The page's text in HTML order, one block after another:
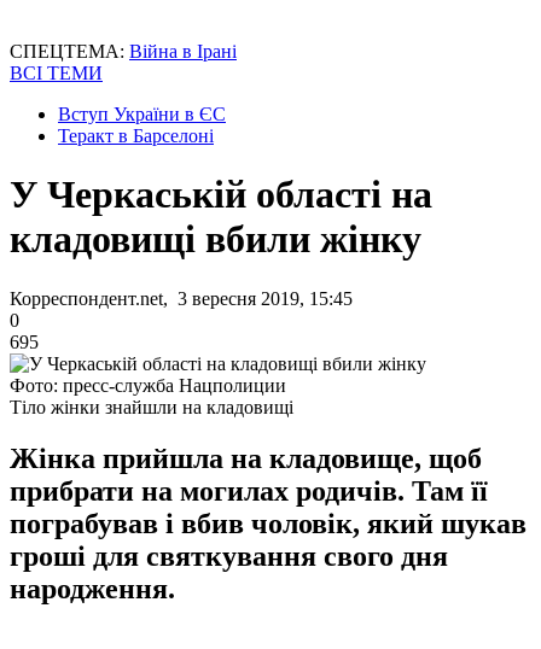
СПЕЦТЕМА: Війна в Ірані
ВСІ ТЕМИ
Вступ України в ЄС
Теракт в Барселоні
У Черкаській області на
кладовищі вбили жінку
Корреспондент.net, 3 вересня 2019, 15:45
0
695
Фото: пресс-служба Нацполиции
Тіло жінки знайшли на кладовищі
Жінка прийшла на кладовище, щоб
прибрати на могилах родичів. Там її
пограбував і вбив чоловік, який шукав
гроші для святкування свого дня
народження.